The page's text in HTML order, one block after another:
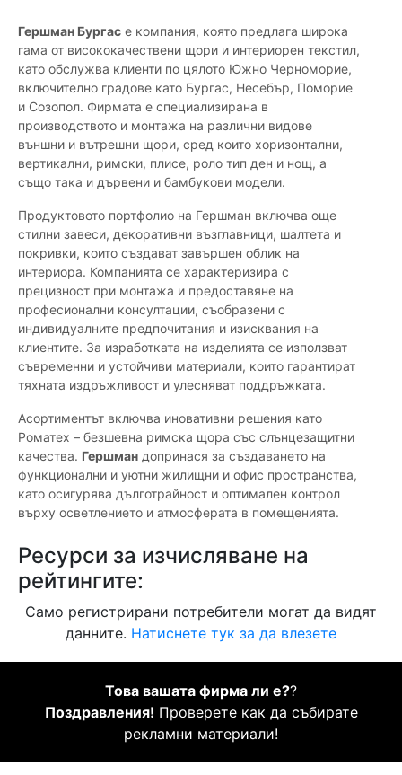
Гершман Бургас е компания, която предлага широка
гама от висококачествени щори и интериорен текстил,
като обслужва клиенти по цялото Южно Черноморие,
включително градове като Бургас, Несебър, Поморие
и Созопол. Фирмата е специализирана в
производството и монтажа на различни видове
външни и вътрешни щори, сред които хоризонтални,
вертикални, римски, плисе, роло тип ден и нощ, а
също така и дървени и бамбукови модели.
Продуктовото портфолио на Гершман включва още
стилни завеси, декоративни възглавници, шалтета и
покривки, които създават завършен облик на
интериора. Компанията се характеризира с
прецизност при монтажа и предоставяне на
професионални консултации, съобразени с
индивидуалните предпочитания и изисквания на
клиентите. За изработката на изделията се използват
съвременни и устойчиви материали, които гарантират
тяхната издръжливост и улесняват поддръжката.
Асортиментът включва иновативни решения като
Роматех – безшевна римска щора със слънцезащитни
качества. Гершман допринася за създаването на
функционални и уютни жилищни и офис пространства,
като осигурява дълготрайност и оптимален контрол
върху осветлението и атмосферата в помещенията.
Ресурси за изчисляване на
рейтингите:
Само регистрирани потребители могат да видят
данните. Натиснете тук за да влезете
Това вашата фирма ли е??
Поздравления! Проверете как да събирате
рекламни материали!